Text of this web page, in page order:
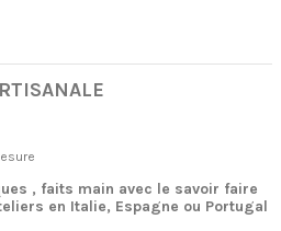
, faits main avec le savoir faire
en Italie, Espagne ou Portugal